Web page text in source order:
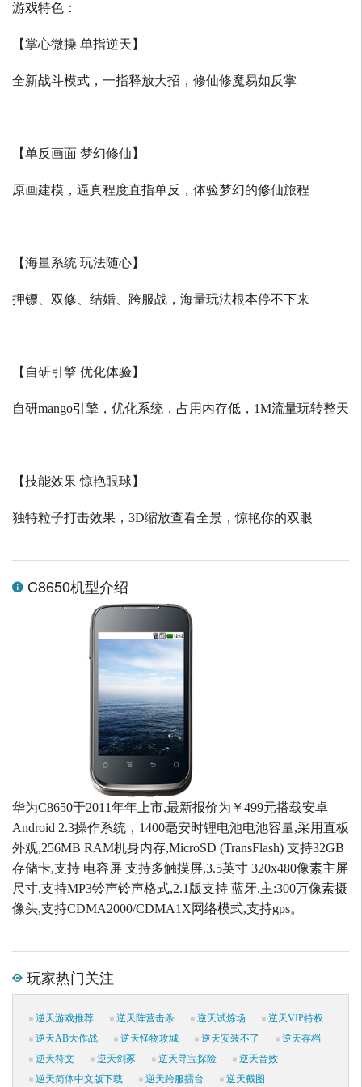
游戏特色：
【掌心微操 单指逆天】
全新战斗模式，一指释放大招，修仙修魔易如反掌
【单反画面 梦幻修仙】
原画建模，逼真程度直指单反，体验梦幻的修仙旅程
【海量系统 玩法随心】
押镖、双修、结婚、跨服战，海量玩法根本停不下来
【自研引擎 优化体验】
自研mango引擎，优化系统，占用内存低， 1M流量玩转整天
【技能效果 惊艳眼球】
独特粒子打击效果， 3D缩放查看全景，惊艳你的双眼
C8650机型介绍
华为C8650于2011年年上市,最新报价为￥499元搭载安卓
Android 2.3操作系统，1400毫安时锂电池电池容量,采用直板
外观,256MB RAM机身内存,MicroSD (TransFlash) 支持32GB
存储卡,支持 电容屏 支持多触摸屏,3.5英寸 320x480像素主屏
尺寸,支持MP3铃声铃声格式,2.1版支持 蓝牙,主:300万像素摄
像头,支持CDMA2000/CDMA1X网络模式,支持gps。
玩家热门关注
逆天游戏推荐 逆天阵营击杀 逆天试炼场
逆天VIP特权
逆天AB大作战
逆天怪物攻城 逆天安装不了
逆天存档
逆天符文
逆天剑冢 逆天寻宝探险
逆天音效
逆天简体中文版下载
逆天跨服擂台 逆天截图